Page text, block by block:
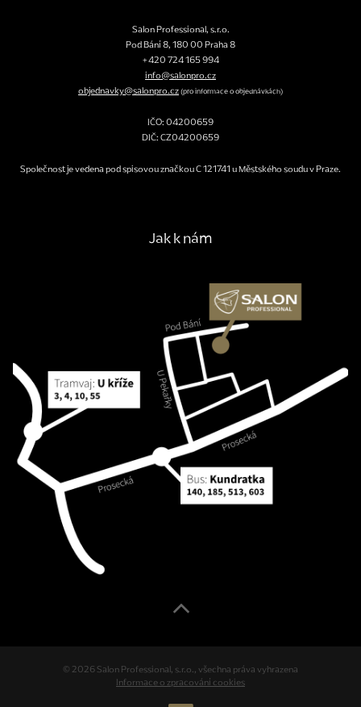
Salon Professional, s.r.o.
Pod Bání 8,180 00Praha 8
+420 724 165 994
info@salonpro.cz
objednavky@salonpro.cz(pro informace o objednávkách)
IČO: 04200659
DIČ: CZ04200659
Společnost je vedena pod spisovou značkou C 121741 u Městského soudu v Praze.
Jak k nám
© 2026 Salon Professional, s.r.o., všechna práva vyhrazena
Informace o zpracování cookies